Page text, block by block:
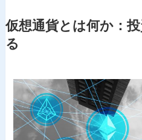
仮想通貨とは何か：
る